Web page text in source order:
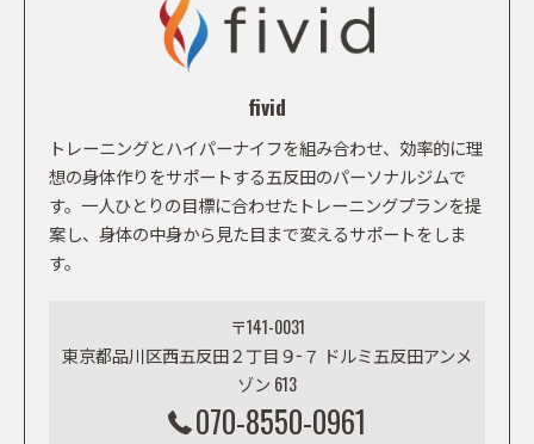
fivid
トレーニングとハイパーナイフを組み合わせ、効率的に理
想の身体作りをサポートする五反田のパーソナルジムで
す。一人ひとりの目標に合わせたトレーニングプランを提
案し、身体の中身から見た目まで変えるサポートをしま
す。
〒141-0031
東京都品川区西五反田２丁目９−７ ドルミ五反田アンメ
ゾン 613
070-8550-0961